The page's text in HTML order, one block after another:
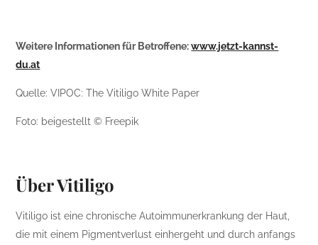
Weitere Informationen für Betroffene:www.jetzt-kannst-
du.at
Quelle: VIPOC: The Vitiligo White Paper
Foto: beigestellt © Freepik
Über Vitiligo
Vitiligo ist eine chronische Autoimmunerkrankung der Haut,
die mit einem Pigmentverlust einhergeht und durch anfangs